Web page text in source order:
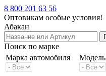
8 800 201 63 56
Оптовикам особые условия!
Абакан
Поиск по марке
Марка автомобиля
Модель